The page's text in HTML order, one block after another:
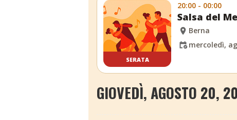
SERATA
20:00 - 00:00
Salsa del
Berna
mercoledì,
GIOVEDÌ, AGOSTO 20,